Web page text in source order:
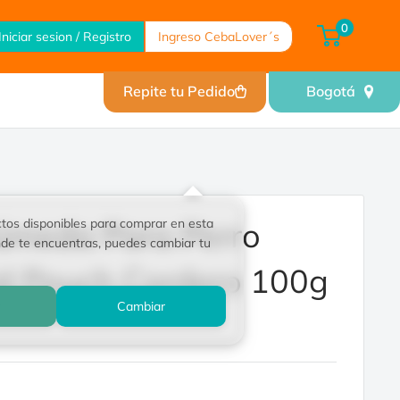
Iniciar sesion / Registro Ingreso CebaLover´s
0
disponibles para comprar en esta
te encuentras, puedes cambiar tu
Cambiar
Repite tu Pedido Bogotá
Para Perro
Pouch Cordero 100g